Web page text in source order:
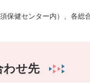
保健センター内）、各総
わせ先